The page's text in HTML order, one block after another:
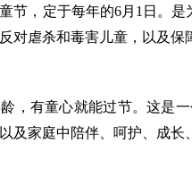
节，定于每年的6月1日。
对虐杀和毒害儿童，以及保
，有童心就能过节。这是
及家庭中陪伴、呵护、成长